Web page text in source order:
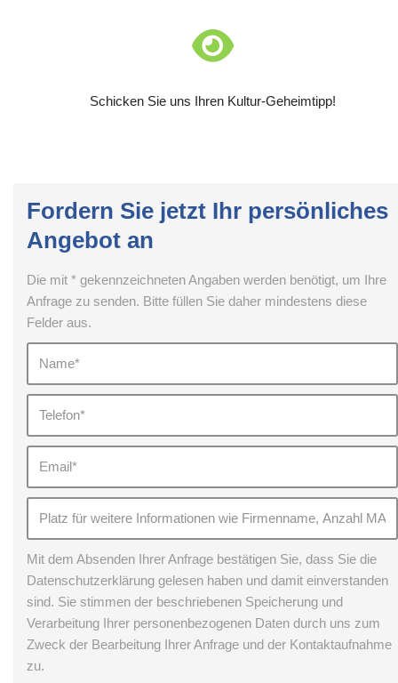
Schicken Sie uns Ihren Kultur-Geheimtipp!
Fordern Sie jetzt Ihr persönliches
Angebot an
Die mit * gekennzeichneten Angaben werden benötigt, um Ihre
Anfrage zu senden. Bitte füllen Sie daher mindestens diese
Felder aus.
Mit dem Absenden Ihrer Anfrage bestätigen Sie, dass Sie die
Datenschutzerklärung gelesen haben und damit einverstanden
sind. Sie stimmen der beschriebenen Speicherung und
Verarbeitung Ihrer personenbezogenen Daten durch uns zum
Zweck der Bearbeitung Ihrer Anfrage und der Kontaktaufnahme
zu.